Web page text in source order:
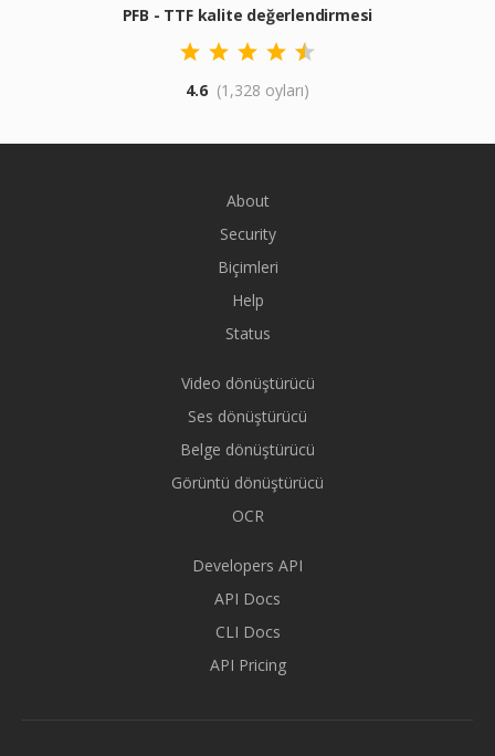
PFB - TTF kalite değerlendirmesi
4.6 (1,328 oyları)
About
Security
Biçimleri
Help
Status
Video dönüştürücü
Ses dönüştürücü
Belge dönüştürücü
Görüntü dönüştürücü
OCR
Developers API
API Docs
CLI Docs
API Pricing